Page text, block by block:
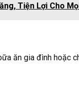
Tiện Lợi Cho
ăn gia đình hoặc